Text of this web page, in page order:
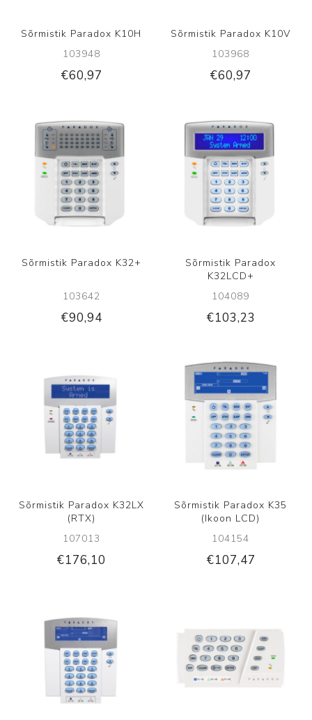
Sõrmistik Paradox K10H
103948
€60,97
Sõrmistik Paradox K10V
103968
€60,97
Sõrmistik Paradox K32+
103642
€90,94
Sõrmistik Paradox
K32LCD+
104089
€103,23
Sõrmistik Paradox K32LX
(RTX)
107013
€176,10
Sõrmistik Paradox K35
(Ikoon LCD)
104154
€107,47